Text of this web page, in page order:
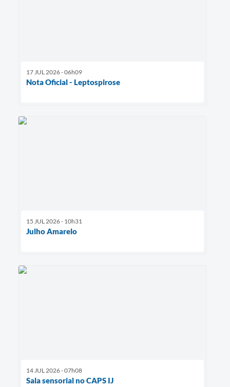
17 JUL 2026 - 06h09
Nota Oficial - Leptospirose
15 JUL 2026 - 10h31
Julho Amarelo
14 JUL 2026 - 07h08
Sala sensorial no CAPS IJ